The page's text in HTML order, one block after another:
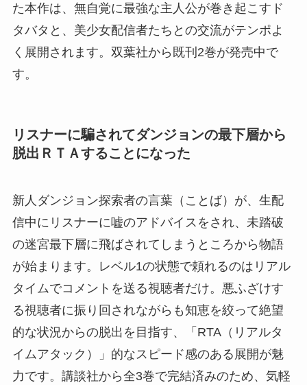
た本作は、無自覚に最強な主人公が巻き起こすド
タバタと、美少女配信者たちとの交流がテンポよ
く展開されます。双葉社から既刊2巻が発売中で
す。
リスナーに騙されてダンジョンの最下層から
脱出ＲＴＡすることになった
新人ダンジョン探索者の言葉（ことば）が、生配
信中にリスナーに嘘のアドバイスをされ、未踏破
の迷宮最下層に飛ばされてしまうところから物語
が始まります。レベル1の状態で頼れるのはリアル
タイムでコメントを送る視聴者だけ。悪ふざけす
る視聴者に振り回されながらも知恵を絞って絶望
的な状況からの脱出を目指す、「RTA（リアルタ
イムアタック）」的なスピード感のある展開が魅
力です。講談社から全3巻で完結済みのため、気軽